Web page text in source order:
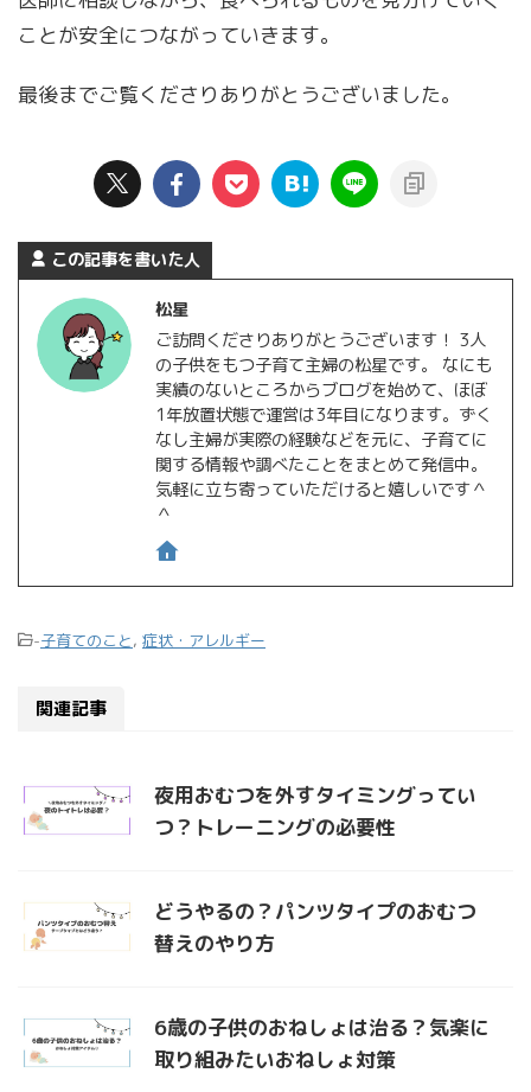
ことが安全につながっていきます。
最後までご覧くださりありがとうございました。
この記事を書いた人
松星
ご訪問くださりありがとうございます！ 3人
の子供をもつ子育て主婦の松星です。 なにも
実績のないところからブログを始めて、ほぼ
1年放置状態で運営は3年目になります。ずく
なし主婦が実際の経験などを元に、子育てに
関する情報や調べたことをまとめて発信中。
気軽に立ち寄っていただけると嬉しいです＾
＾
-子育てのこと, 症状・アレルギー
関連記事
夜用おむつを外すタイミングってい
つ？トレーニングの必要性
どうやるの？パンツタイプのおむつ
替えのやり方
6歳の子供のおねしょは治る？気楽に
取り組みたいおねしょ対策